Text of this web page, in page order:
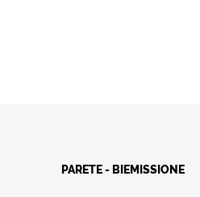
PARETE - BIEMISSIONE